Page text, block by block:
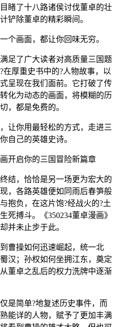
睹了十八路诸侯讨伐董卓的壮
铲除董卓的精彩瞬间。
个画面，都让你回味无穷。
足了广大读者对高质量三国题
厚重史书中的?人物故事，以
呈现在我们面前。它打破了传
化为动态的画面，将模糊的历
，都是免费的。
让你用最轻松的方式，走进三
自己的英雄史诗。
开启你的三国冒险新篇章
结，恰恰是另一场更为宏大的
，各路英雄便如同雨后春笋般
抱负，在这片饱?经战火的?土
死搏斗。《350234董卓漫画》
并未止步于此。
曹操如何迅速崛起，统一北
汉；孙权如何坐拥江东，奠定
董卓之乱后的权力洗牌中逐渐
是简单?地复述历史事件，而
能详的人物，赋予了更加丰满